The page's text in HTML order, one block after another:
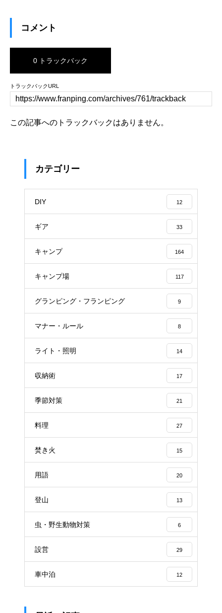
コメント
0 トラックバック
トラックバックURL
この記事へのトラックバックはありません。
カテゴリー
DIY 12
ギア 33
キャンプ 164
キャンプ場 117
グランピング・フランピング 9
マナー・ルール 8
ライト・照明 14
収納術 17
季節対策 21
料理 27
焚き火 15
用語 20
登山 13
虫・野生動物対策 6
設営 29
車中泊 12